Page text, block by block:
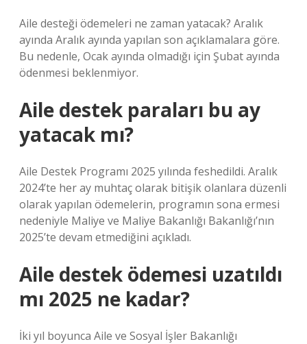
Aile desteği ödemeleri ne zaman yatacak? Aralık
ayında Aralık ayında yapılan son açıklamalara göre.
Bu nedenle, Ocak ayında olmadığı için Şubat ayında
ödenmesi beklenmiyor.
Aile destek paraları bu ay
yatacak mı?
Aile Destek Programı 2025 yılında feshedildi. Aralık
2024’te her ay muhtaç olarak bitişik olanlara düzenli
olarak yapılan ödemelerin, programın sona ermesi
nedeniyle Maliye ve Maliye Bakanlığı Bakanlığı’nın
2025’te devam etmediğini açıkladı.
Aile destek ödemesi uzatıldı
mı 2025 ne kadar?
İki yıl boyunca Aile ve Sosyal İşler Bakanlığı